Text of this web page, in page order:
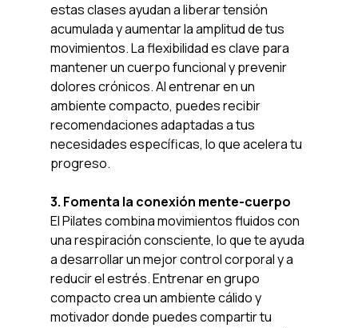
estas clases ayudan a liberar tensión
acumulada y aumentar la amplitud de tus
movimientos. La flexibilidad es clave para
mantener un cuerpo funcional y prevenir
dolores crónicos. Al entrenar en un
ambiente compacto, puedes recibir
recomendaciones adaptadas a tus
necesidades específicas, lo que acelera tu
progreso.
3. Fomenta la conexión mente-cuerpo
El Pilates combina movimientos fluidos con
una respiración consciente, lo que te ayuda
a desarrollar un mejor control corporal y a
reducir el estrés. Entrenar en grupo
compacto crea un ambiente cálido y
motivador donde puedes compartir tu